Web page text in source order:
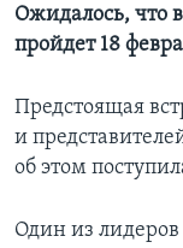
Языки
Ожидалось, что
пройдет 18
Предстоящая
и
об этом
Один из